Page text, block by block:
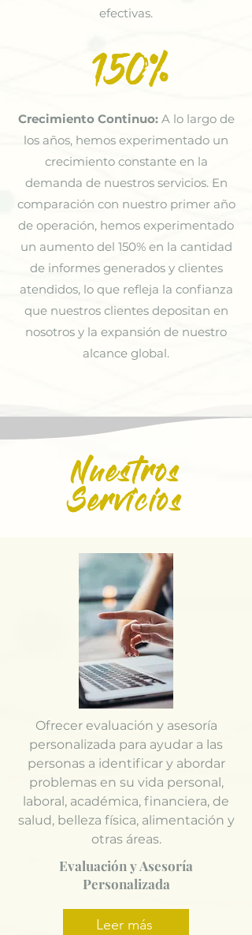
efectivas.
150%
Crecimiento Continuo: A lo largo de
los años, hemos experimentado un
crecimiento constante en la
demanda de nuestros servicios. En
comparación con nuestro primer año
de operación, hemos experimentado
un aumento del 150% en la cantidad
de informes generados y clientes
atendidos, lo que refleja la confianza
que nuestros clientes depositan en
nosotros y la expansión de nuestro
alcance global.
Nuestros
Servicios
Ofrecer evaluación y asesoría
personalizada para ayudar a las
personas a identificar y abordar
problemas en su vida personal,
laboral, académica, financiera, de
salud, belleza física, alimentación y
otras áreas.
Evaluación y Asesoría
Personalizada
Leer más